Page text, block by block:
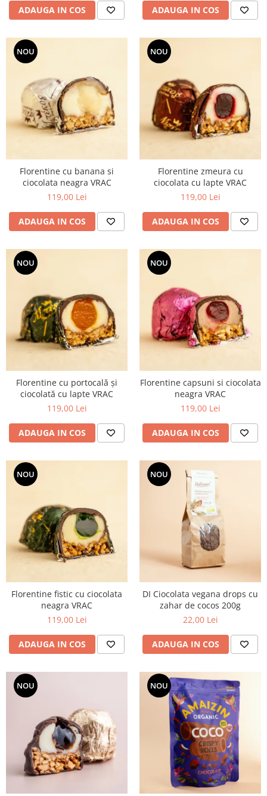
ADAUGA IN COS ADAUGA IN COS
NOU
Florentine cu banana si
ciocolata neagra VRAC
119,00 Lei
ADAUGA IN COS
NOU
Florentine zmeura cu
ciocolata cu lapte VRAC
119,00 Lei
ADAUGA IN COS
NOU
Florentine cu portocală și
ciocolată cu lapte VRAC
119,00 Lei
ADAUGA IN COS
NOU
Florentine capsuni si ciocolata
neagra VRAC
119,00 Lei
ADAUGA IN COS
NOU
Florentine fistic cu ciocolata
neagra VRAC
119,00 Lei
ADAUGA IN COS
NOU
DI Ciocolata vegana drops cu
zahar de cocos 200g
22,00 Lei
ADAUGA IN COS
NOU NOU